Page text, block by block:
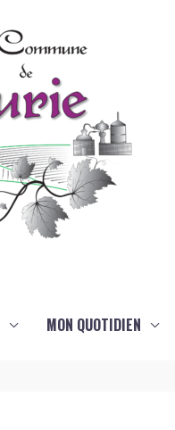
MON QUOTIDIEN